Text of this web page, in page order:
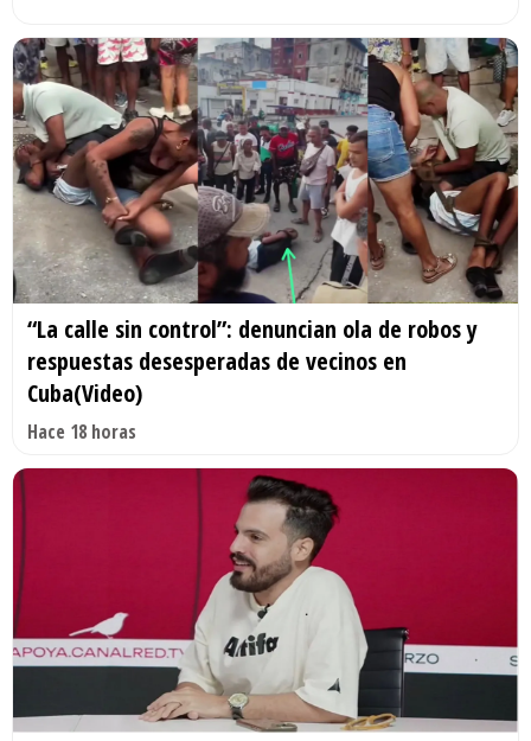
“La calle sin control”: denuncian ola de robos y
respuestas desesperadas de vecinos en
Cuba(Video)
Hace 18 horas